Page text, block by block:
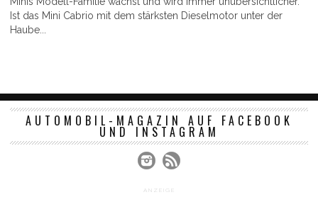
Ist das Mini Cabrio mit dem stärksten Dieselmotor unter der
Haube...
AUTOMOBIL-MAGAZIN AUF FACEBOOK
UND INSTAGRAM
ANZEIGE